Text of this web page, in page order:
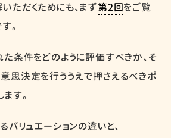
ただくためにも、まず第2回をご覧
。
条件をどのように評価すべきか、そ
思決定を行ううえで押さえるべきポ
す。
バリュエーションの違いと、